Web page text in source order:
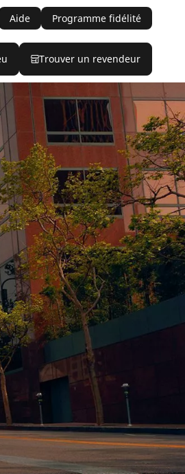
Aide Programme fidélité
Trouver un revendeur